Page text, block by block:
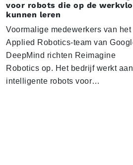
voor robots die op de
kunnen leren
Voormalige medewerkers van het
Applied Robotics-team van
DeepMind richten Reimagine
Robotics op. Het bedrijf werkt aan
intelligente robots voor…